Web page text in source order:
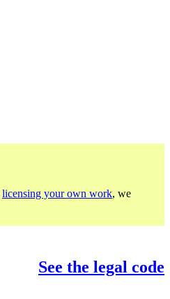
licensing your own work, we
See the legal code